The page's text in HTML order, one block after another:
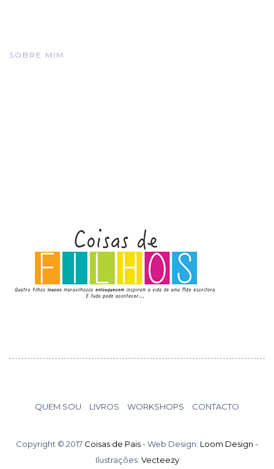
SOBRE MIM
QUEM SOU LIVROS WORKSHOPS CONTACTO
Copyright © 2017 Coisas de Pais- Web Design: Loom Design -
Ilustrações: Vecteezy